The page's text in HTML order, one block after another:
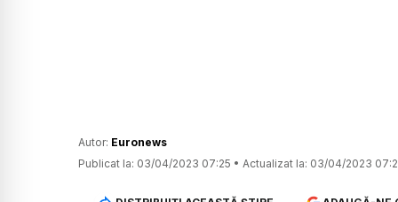
Autor: Euronews
Publicat la: 03/04/2023 07:25 • Actualizat la: 03/04/2023